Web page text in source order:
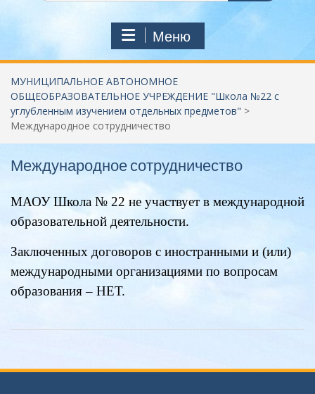
Меню
МУНИЦИПАЛЬНОЕ АВТОНОМНОЕ
ОБЩЕОБРАЗОВАТЕЛЬНОЕ УЧРЕЖДЕНИЕ "Школа №22 c
углубленным изучением отдельных предметов" >
Международное сотрудничество
Международное сотрудничество
МАОУ Школа № 22 не участвует в международной
образовательной деятельности.
Заключенных договоров с иностранными и (или)
международными организациями по вопросам
образования – НЕТ.